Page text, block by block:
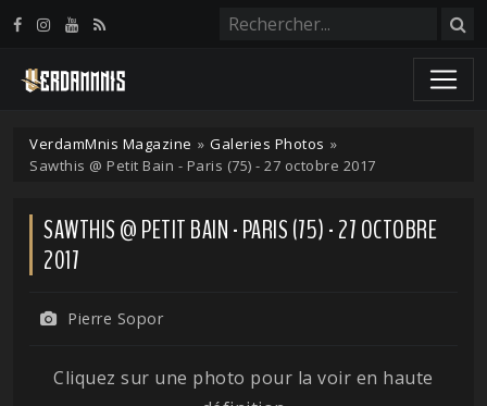
VerdamMnis Magazine » Galeries Photos »
Sawthis @ Petit Bain - Paris (75) - 27 octobre 2017
SAWTHIS @ PETIT BAIN - PARIS (75) - 27 OCTOBRE
2017
Pierre Sopor
Cliquez sur une photo pour la voir en haute
Panneau de gestion des cookies